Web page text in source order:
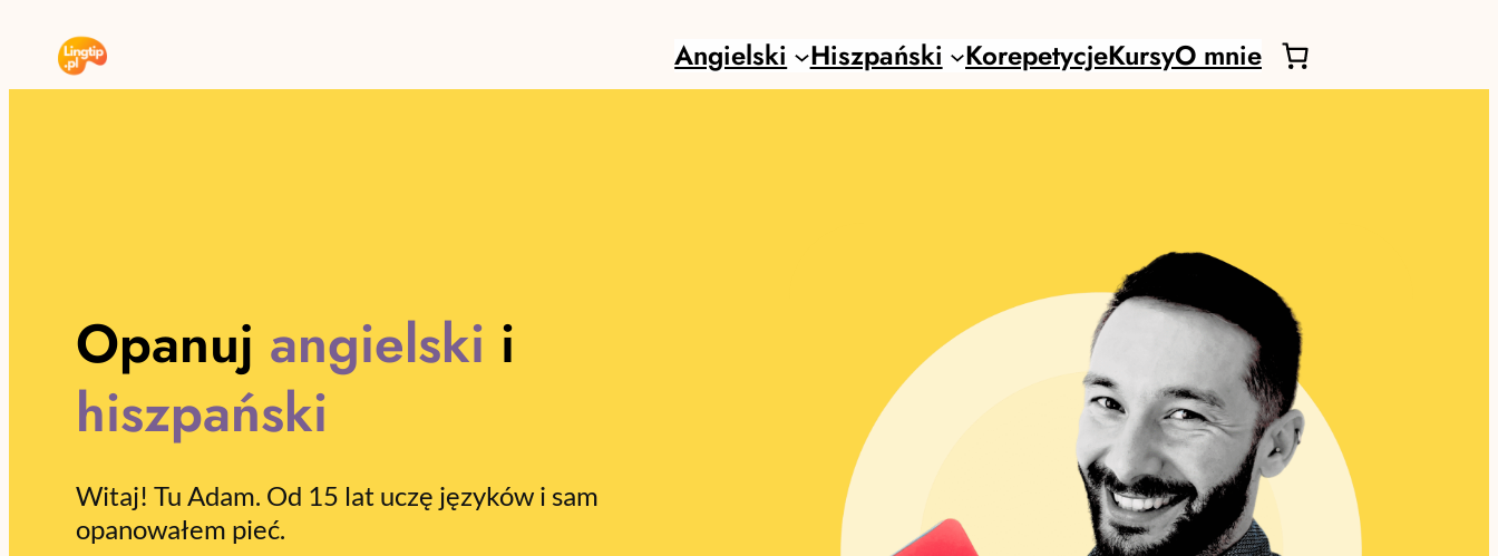
Przejdź
Angielski Hiszpański KorepetycjeKursyO mnie
Opanuj angielski i
hiszpański
Witaj! Tu Adam. Od 15 lat uczę języków i sam
opanowałem pieć.